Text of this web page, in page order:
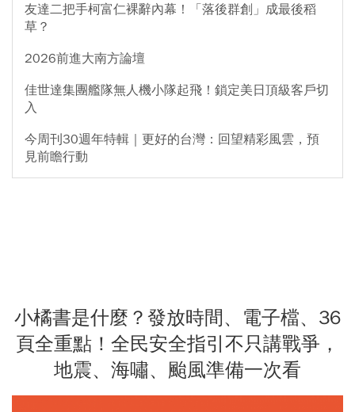
友達二把手柯富仁裸辭內幕！「落後群創」成最後稻
草？
2026前進大南方論壇
佳世達集團艦隊無人機小隊起飛！鎖定美日頂級客戶切
入
今周刊30週年特輯｜更好的台灣：回望精彩風雲，預
見前瞻行動
小橘書是什麼？發放時間、電子檔、36
頁全重點！全民安全指引不只講戰爭，
地震、海嘯、颱風準備一次看